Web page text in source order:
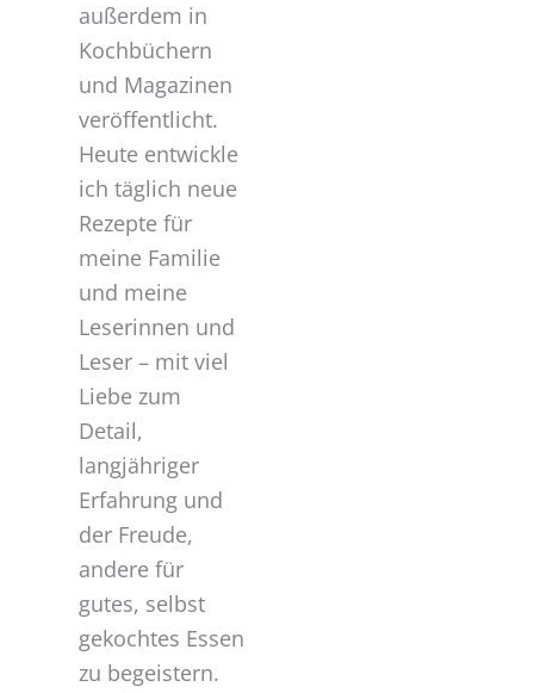
außerdem in
Kochbüchern
und Magazinen
veröffentlicht.
Heute entwickle
ich täglich neue
Rezepte für
meine Familie
und meine
Leserinnen und
Leser – mit viel
Liebe zum
Detail,
langjähriger
Erfahrung und
der Freude,
andere für
gutes, selbst
gekochtes Essen
zu begeistern.